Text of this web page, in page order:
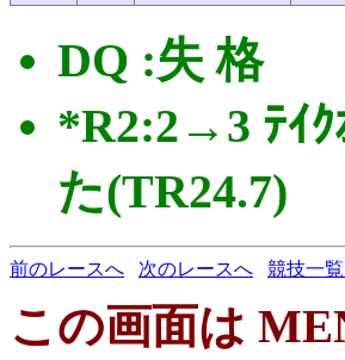
DQ :失 格
*R2:2→3 ﾃｲｸ
た(TR24.7)
前のレースへ 次のレースへ 競技一
この画面は